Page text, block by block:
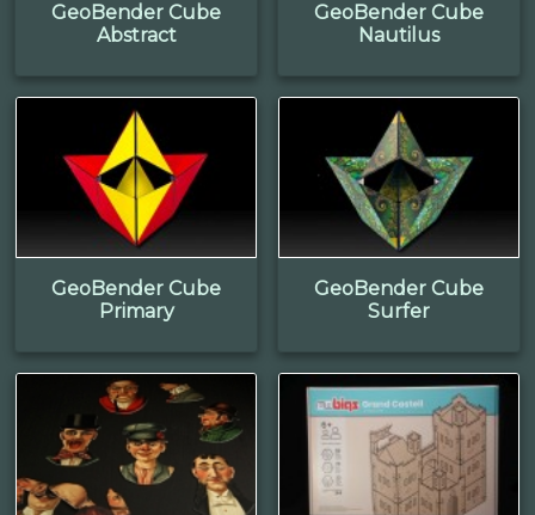
GeoBender Cube
Abstract
GeoBender Cube
Nautilus
GeoBender Cube
Primary
GeoBender Cube
Surfer